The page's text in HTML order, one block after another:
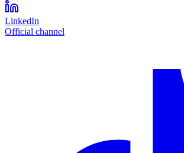
LinkedIn
Official channel